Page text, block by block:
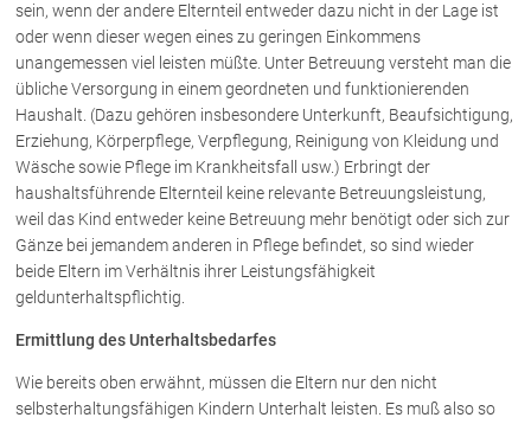
sein, wenn der andere Elternteil entweder dazu nicht in der Lage ist
oder wenn dieser wegen eines zu geringen Einkommens
unangemessen viel leisten müßte. Unter Betreuung versteht man die
übliche Versorgung in einem geordneten und funktionierenden
Haushalt. (Dazu gehören insbesondere Unterkunft, Beaufsichtigung,
Erziehung, Körperpflege, Verpflegung, Reinigung von Kleidung und
Wäsche sowie Pflege im Krankheitsfall usw.) Erbringt der
haushaltsführende Elternteil keine relevante Betreuungsleistung,
weil das Kind entweder keine Betreuung mehr benötigt oder sich zur
Gänze bei jemandem anderen in Pflege befindet, so sind wieder
beide Eltern im Verhältnis ihrer Leistungsfähigkeit
geldunterhaltspflichtig.
Ermittlung des Unterhaltsbedarfes
Wie bereits oben erwähnt, müssen die Eltern nur den nicht
selbsterhaltungsfähigen Kindern Unterhalt leisten. Es muß also so